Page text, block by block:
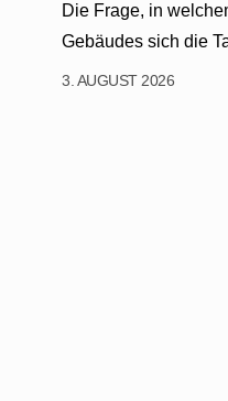
Die Frage, in
Gebäudes sich die
3. AUGUST 2026